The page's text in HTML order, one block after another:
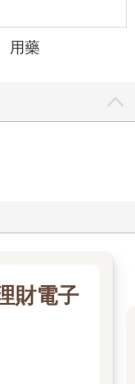
諮詢工具，許多人
同於生活常識，它
藥師存在的價值，
是大家的事
：醫生診斷、開
可。然而，現代醫
用藥安全方面。
藥錯誤導致死亡的
造成嚴重的後果。
好，有的人肝功能
效。只有你最清楚
的真正主角，不是
用藥
財電子